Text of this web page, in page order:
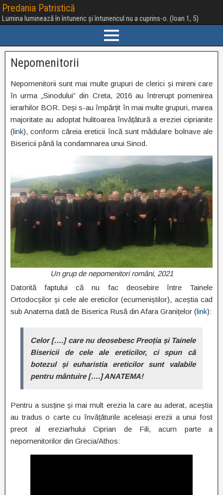
Predania Patristică
Lumina luminează în întuneric și întunericul nu a cuprins-o. (Ioan 1, 5)
Nepomenitorii
Nepomenitorii sunt mai multe grupuri de clerici și mireni care
în urma „Sinodului” din Creta, 2016 au întrerupt pomenirea
ierarhilor BOR. Deși s-au împărțit în mai multe grupuri, marea
majoritate au adoptat hulitoarea învățătură a ereziei ciprianite
(link), conform căreia ereticii încă sunt mădulare bolnave ale
Bisericii până la condamnarea unui Sinod.
Un grup de nepomenitori români, 2021
Datorită faptului că nu fac deosebire între Tainele
Ortodocșilor și cele ale ereticilor (ecumeniștilor), aceștia cad
sub Anatema dată de Biserica Rusă din Afara Granițelor (link):
Celor [….] care nu deosebesc Preoția și Tainele
Bisericii de cele ale ereticilor, ci spun că
botezul și euharistia ereticilor sunt valabile
pentru mântuire [….] ANATEMA!
Pentru a susține și mai mult erezia la care au aderat, aceștia
au tradus o carte cu învățăturile aceleiași erezii a unui fost
preot al ereziarhului Ciprian de Fili, acum parte a
nepomenitorilor din Grecia/Athos: